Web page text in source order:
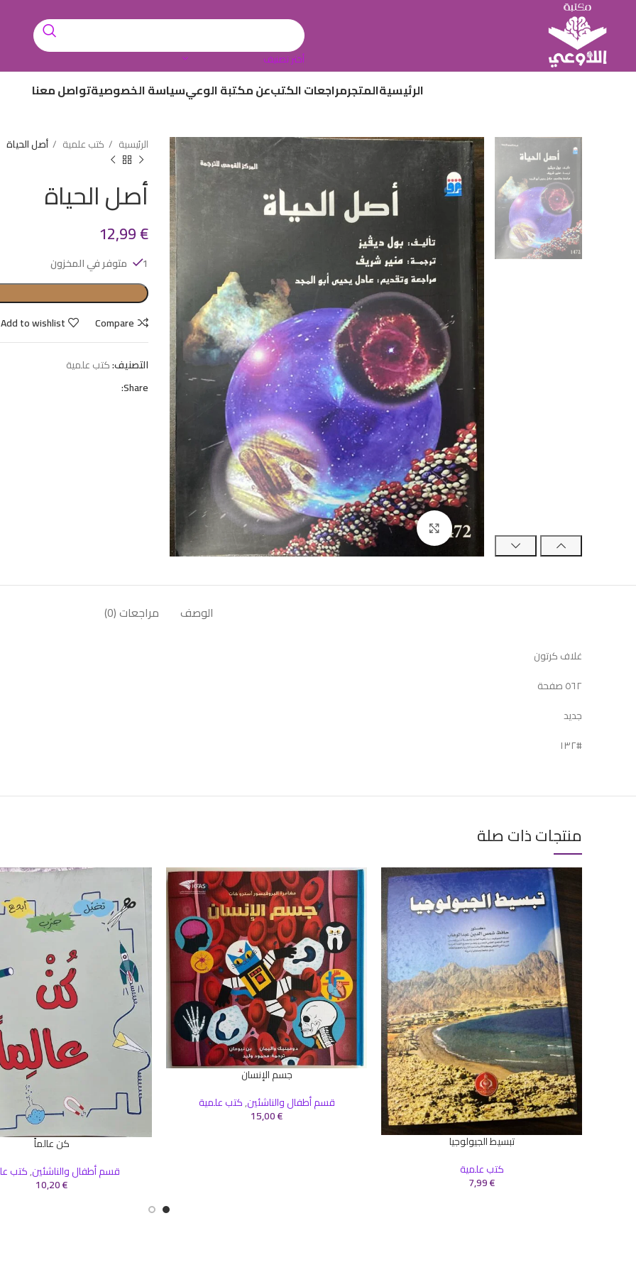
أختر تصنيف
الرئيسيةالمتجرمراجعات الكتبعن مكتبة الوعيسياسة الخصوصيةتواصل معنا
Click to enlarge
الرئيسية كتب علمية أصل الحياة
أصل الحياة
12,99€
1 متوفر في المخزون
Compare
Add to wishlist
التصنيف:كتب علمية
Share:
الوصف مراجعات (0)
غلاف كرتون
٥٦٢ صفحة
جديد
#١٣٢
منتجات ذات صلة
تبسيط الجيولوجيا
كتب علمية
7,99€
جسم الإنسان
قسم أطفال والناشئين,كتب علمية
15,00€
كن عالماً
قسم أطفال والناشئين,كتب
10,20€